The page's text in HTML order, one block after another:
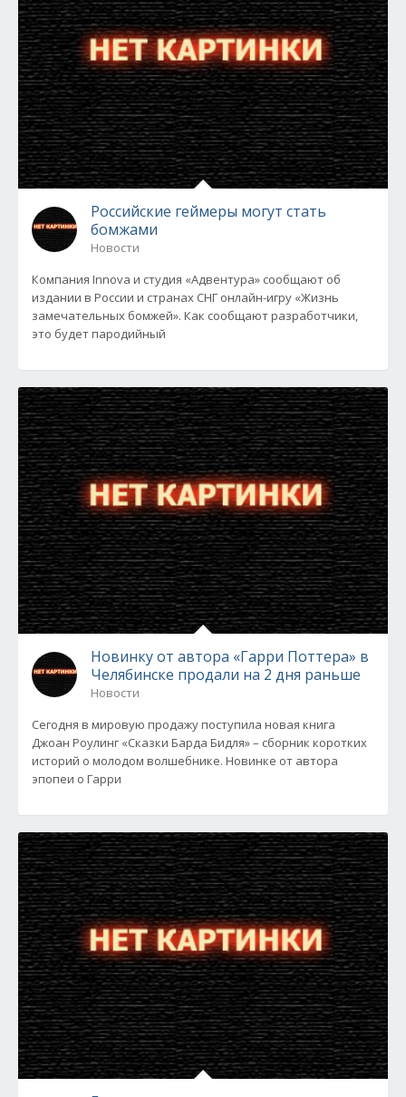
Российские геймеры могут стать
бомжами
Новости
Компания Innova и студия «Адвентура» сообщают об
издании в России и странах СНГ онлайн-игру «Жизнь
замечательных бомжей». Как сообщают разработчики,
это будет пародийный
Новинку от автора «Гарри Поттера» в
Челябинске продали на 2 дня раньше
Новости
Сегодня в мировую продажу поступила новая книга
Джоан Роулинг «Сказки Барда Бидля» – сборник коротких
историй о молодом волшебнике. Новинке от автора
эпопеи о Гарри